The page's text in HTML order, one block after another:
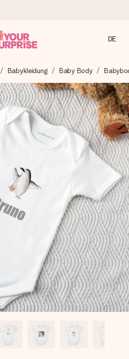
sorgfältig vor und schicken es
genau zum richtigen Zeitpunkt
es am meisten zählt.
Bewertungen)
Kunden bewerten uns mit
aller Länder, in
Handumdrehen
in wenigen Schritten – mit
oder einer Nachricht von
Liebe für den perfekten
DE
Babykleidung Baby Body